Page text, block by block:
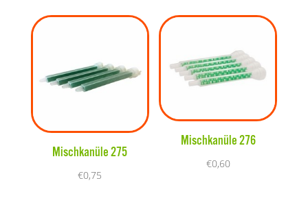
Mischkanüle 275
€0,75
Mischkanüle 276
€0,60